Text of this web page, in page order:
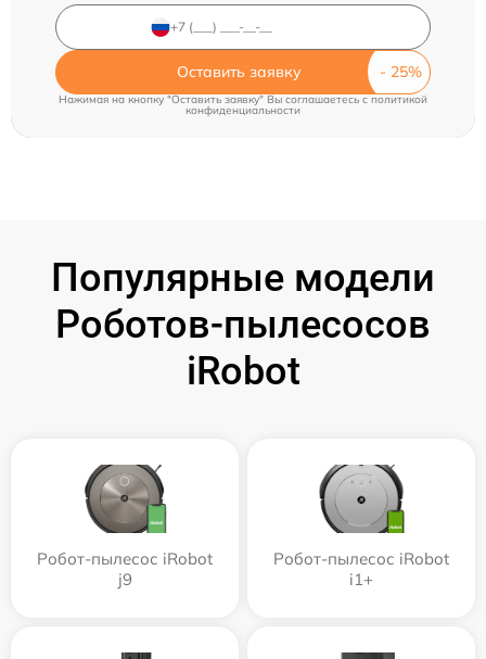
Оставить заявку
Нажимая на кнопку "Оставить заявку" Вы соглашаетесь cполитикой
конфиденциальности
Популярные модели
Роботов-пылесосов
iRobot
Робот-пылесос iRobot
j9
Робот-пылесос iRobot
i1+